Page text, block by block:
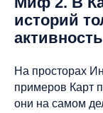
историй
На просторах
примеров Карт
они на самом